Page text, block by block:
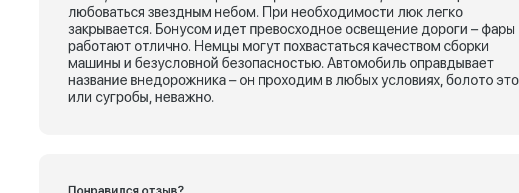
любоваться звездным небом. При необходимости люк легко
закрывается. Бонусом идет превосходное освещение дороги – фары
работают отлично. Немцы могут похвастаться качеством сборки
машины и безусловной безопасностью. Автомобиль оправдывает
название внедорожника – он проходим в любых условиях, болото это
или сугробы, неважно.